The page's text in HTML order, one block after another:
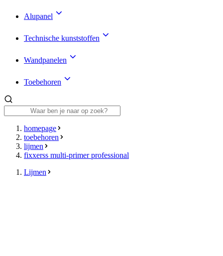
Alupanel
Technische kunststoffen
Wandpanelen
Toebehoren
homepage
toebehoren
lijmen
fixxerss multi-primer professional
Lijmen